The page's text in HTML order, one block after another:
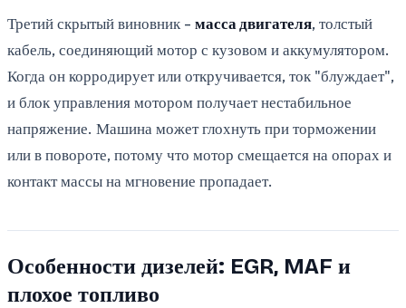
Третий скрытый виновник - масса двигателя, толстый
кабель, соединяющий мотор с кузовом и аккумулятором.
Когда он корродирует или откручивается, ток "блуждает",
и блок управления мотором получает нестабильное
напряжение. Машина может глохнуть при торможении
или в повороте, потому что мотор смещается на опорах и
контакт массы на мгновение пропадает.
Особенности дизелей: EGR, MAF и
плохое топливо